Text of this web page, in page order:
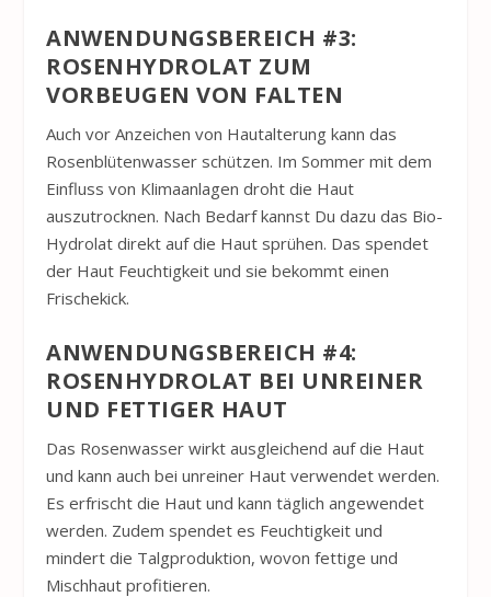
ANWENDUNGSBEREICH #3:
ROSENHYDROLAT ZUM
VORBEUGEN VON FALTEN
Auch vor Anzeichen von Hautalterung kann das
Rosenblütenwasser schützen. Im Sommer mit dem
Einfluss von Klimaanlagen droht die Haut
auszutrocknen. Nach Bedarf kannst Du dazu das Bio-
Hydrolat direkt auf die Haut sprühen. Das spendet
der Haut Feuchtigkeit und sie bekommt einen
Frischekick.
ANWENDUNGSBEREICH #4:
ROSENHYDROLAT BEI UNREINER
UND FETTIGER HAUT
Das Rosenwasser wirkt ausgleichend auf die Haut
und kann auch bei unreiner Haut verwendet werden.
Es erfrischt die Haut und kann täglich angewendet
werden. Zudem spendet es Feuchtigkeit und
mindert die Talgproduktion, wovon fettige und
Mischhaut profitieren.